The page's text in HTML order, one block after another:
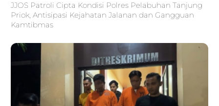
JJOS Patroli Cipta Kondisi Polres Pelabuhan Tanjung
Priok, Antisipasi Kejahatan Jalanan dan Gangguan
Kamtibmas